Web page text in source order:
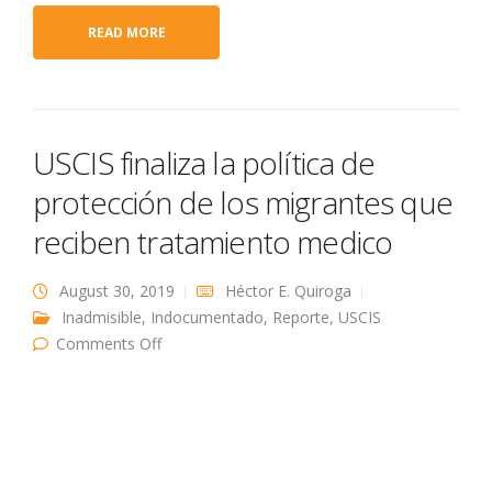
READ MORE
USCIS finaliza la política de
protección de los migrantes que
reciben tratamiento medico
August 30, 2019
Héctor E. Quiroga
Inadmisible, Indocumentado, Reporte, USCIS
Comments Offon USCIS finaliza la política de protección de